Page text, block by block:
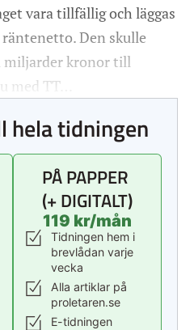
vara tillfällig och läggas
räntenetto. Den skulle
miljarder kronor till
med TT…
hela tidningen
PÅ PAPPER
(+ DIGITALT)
119 kr/mån
Tidningen hem i
brevlådan varje
vecka
Alla artiklar på
proletaren.se
E-tidningen